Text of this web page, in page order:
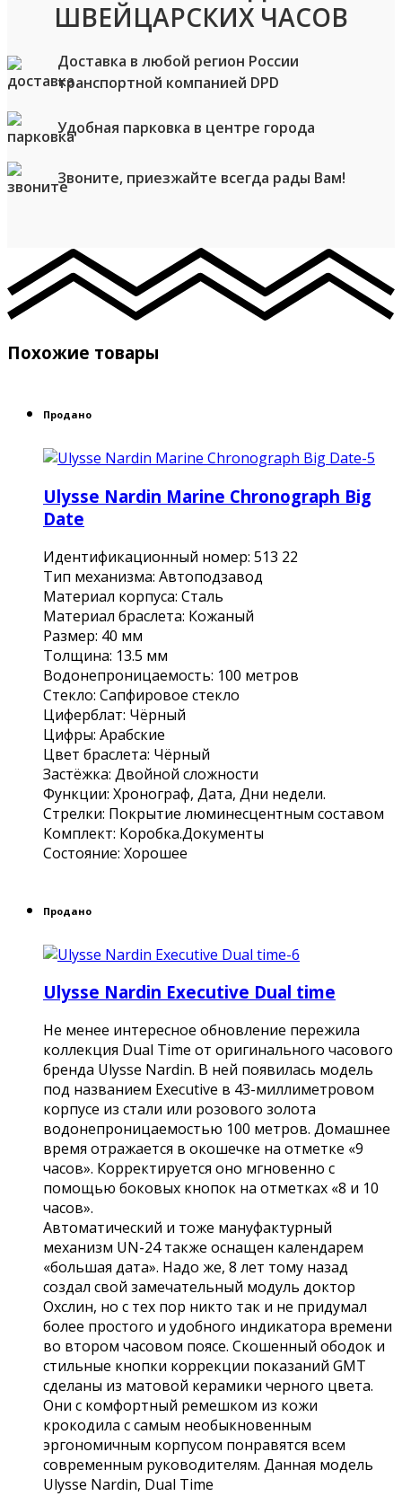
ШВЕЙЦАРСКИХ ЧАСОВ
Доставка в любой регион России
транспортной компанией DPD
Удобная парковка в центре города
Звоните, приезжайте всегда рады Вам!
Похожие товары
Продано
Ulysse Nardin Marine Chronograph Big
Date
Идентификационный номер: 513 22
Тип механизма: Автоподзавод
Материал корпуса: Сталь
Материал браслета: Кожаный
Размер: 40 мм
Толщина: 13.5 мм
Водонепроницаемость: 100 метров
Cтекло: Сапфировое стекло
Циферблат: Чёрный
Цифры: Арабские
Цвет браслета: Чёрный
Застёжка: Двойной сложности
Функции: Хронограф, Дата, Дни недели.
Стрелки: Покрытие люминесцентным составом
Комплект: Коробка.Документы
Состояние: Хорошее
Продано
Ulysse Nardin Executive Dual time
Не менее интересное обновление пережила
коллекция Dual Time от оригинального часового
бренда Ulysse Nardin. В ней появилась модель
под названием Executive в 43-миллиметровом
корпусе из стали или розового золота
водонепроницаемостью 100 метров. Домашнее
время отражается в окошечке на отметке «9
часов». Корректируется оно мгновенно с
помощью боковых кнопок на отметках «8 и 10
часов».
Автоматический и тоже мануфактурный
механизм UN-24 также оснащен календарем
«большая дата». Надо же, 8 лет тому назад
создал свой замечательный модуль доктор
Охслин, но с тех пор никто так и не придумал
более простого и удобного индикатора времени
во втором часовом поясе. Скошенный ободок и
стильные кнопки коррекции показаний GMT
сделаны из матовой керамики черного цвета.
Они с комфортный ремешком из кожи
крокодила с самым необыкновенным
эргономичным корпусом понравятся всем
современным руководителям. Данная модель
Ulysse Nardin, Dual Time